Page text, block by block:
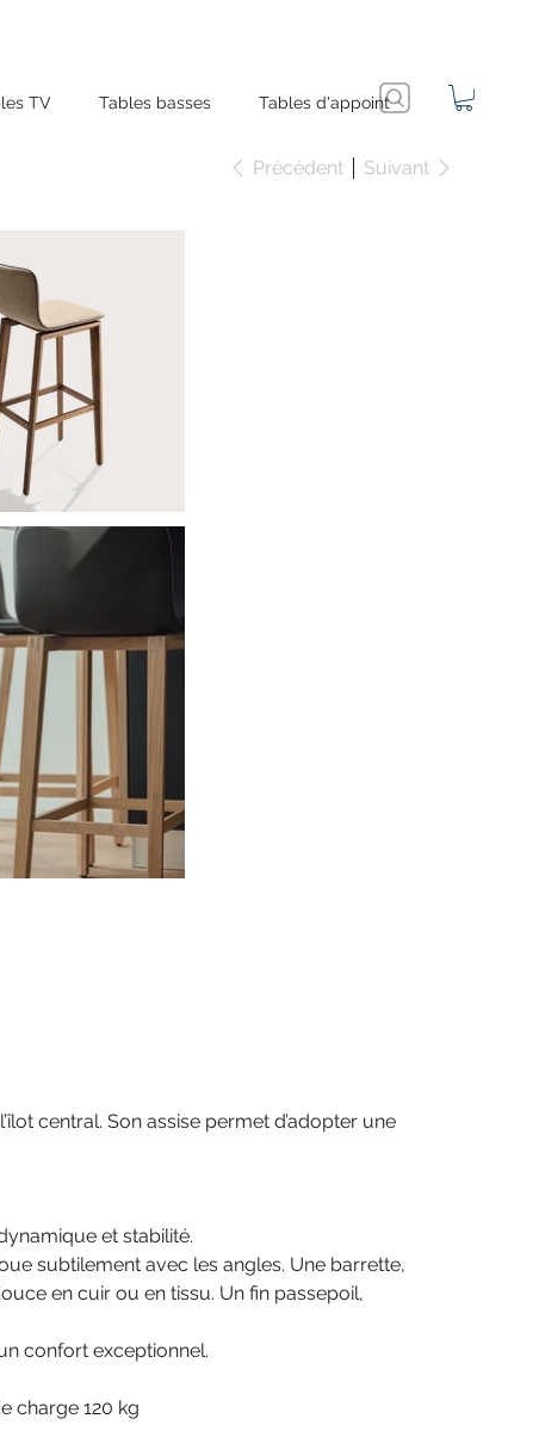
TV Tables basses Tables d'appoint
Précédent Suivant
central. Son assise permet d’adopter une
et stabilité.
subtilement avec les angles. Une barrette,
en cuir ou en tissu. Un fin passepoil,
confort exceptionnel.
charge 120 kg